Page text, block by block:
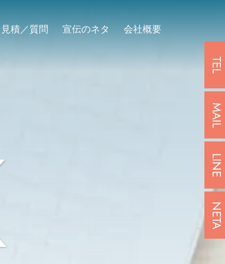
見積／質問 宣伝のネタ 会社概要
TEL
MAIL
LINE
NETA